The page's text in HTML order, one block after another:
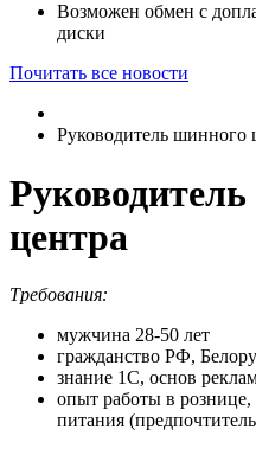
Возможен обмен с
диски
Почитать все новости
Руководитель шинного
центра
Требования:
мужчина 28-50 лет
гражданство РФ,
знание 1С, основ
опыт работы в
питания